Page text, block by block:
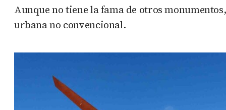
Aunque no tiene la fama de otros
urbana no convencional.